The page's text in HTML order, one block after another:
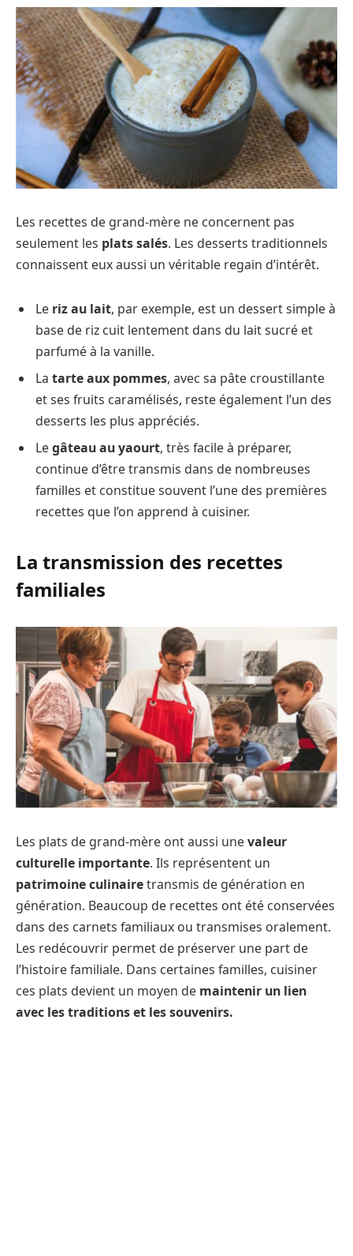
Les recettes de grand-mère ne concernent pas
seulement les plats salés. Les desserts traditionnels
connaissent eux aussi un véritable regain d’intérêt.
Le riz au lait, par exemple, est un dessert simple à
base de riz cuit lentement dans du lait sucré et
parfumé à la vanille.
La tarte aux pommes, avec sa pâte croustillante
et ses fruits caramélisés, reste également l’un des
desserts les plus appréciés.
Legâteau au yaourt, très facile à préparer,
continue d’être transmis dans de nombreuses
familles et constitue souvent l’une des premières
recettes que l’on apprend à cuisiner.
La transmission des recettes
familiales
Les plats de grand-mère ont aussi unevaleur
culturelle importante. Ils représentent un
patrimoine culinairetransmis de génération en
génération. Beaucoup de recettes ont été conservées
dans des carnets familiaux ou transmises oralement.
Les redécouvrir permet de préserver une part de
l’histoire familiale. Dans certaines familles, cuisiner
ces plats devient un moyen de maintenir un lien
avec les traditions et les souvenirs.